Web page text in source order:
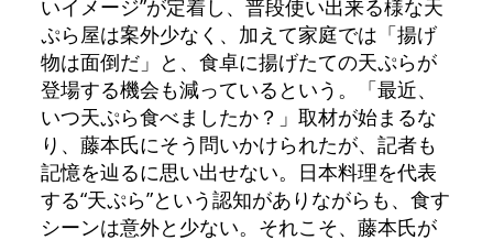
いイメージ”が定着し、普段使い出来る様な天
ぷら屋は案外少なく、加えて家庭では「揚げ
物は面倒だ」と、食卓に揚げたての天ぷらが
登場する機会も減っているという。「最近、
いつ天ぷら食べましたか？」取材が始まるな
り、藤本氏にそう問いかけられたが、記者も
記憶を辿るに思い出せない。日本料理を代表
する“天ぷら”という認知がありながらも、食す
シーンは意外と少ない。それこそ、藤本氏が